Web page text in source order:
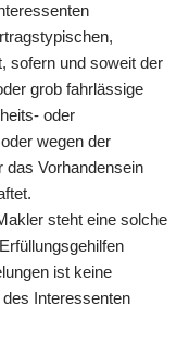
sofern und soweit der
grob fahrlässige
oder
wegen der
das Vorhandensein
steht eine solche
ist keine
Interessenten